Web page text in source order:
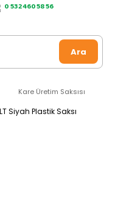
0 532 460 58 56
Ara
Kare Üretim Saksısı